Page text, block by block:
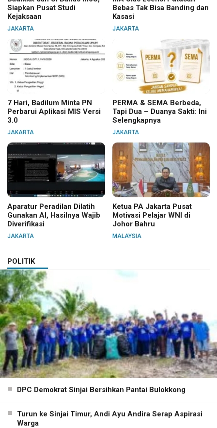
Siapkan Pusat Studi
Kejaksaan
JAKARTA
Bebas Tak Bisa Banding dan
Kasasi
JAKARTA
7 Hari, Badilum Minta PN
Perbarui Aplikasi MIS Versi
3.0
JAKARTA
PERMA & SEMA Berbeda,
Tapi Dua – Duanya Sakti: Ini
Selengkapnya
JAKARTA
Aparatur Peradilan Dilatih
Gunakan AI, Hasilnya Wajib
Diverifikasi
JAKARTA
Ketua PA Jakarta Pusat
Motivasi Pelajar WNI di
Johor Bahru
MALAYSIA
POLITIK
DPC Demokrat Sinjai Bersihkan Pantai Bulokkong
Turun ke Sinjai Timur, Andi Ayu Andira Serap Aspirasi
Warga